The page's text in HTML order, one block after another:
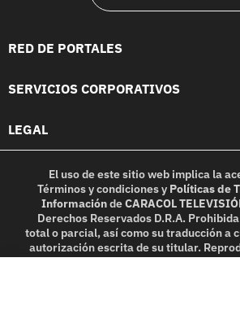
RED DE PORTALES
SERVICIOS CORPORATIVOS
LEGAL
El uso de este sitio web implica la
Términos y condicionesy Políticas de
InformacióndeCARACOL
Derechos Reservados D.R.A.
total o parcial, así como su traducción a
autorización escrita de su titular.